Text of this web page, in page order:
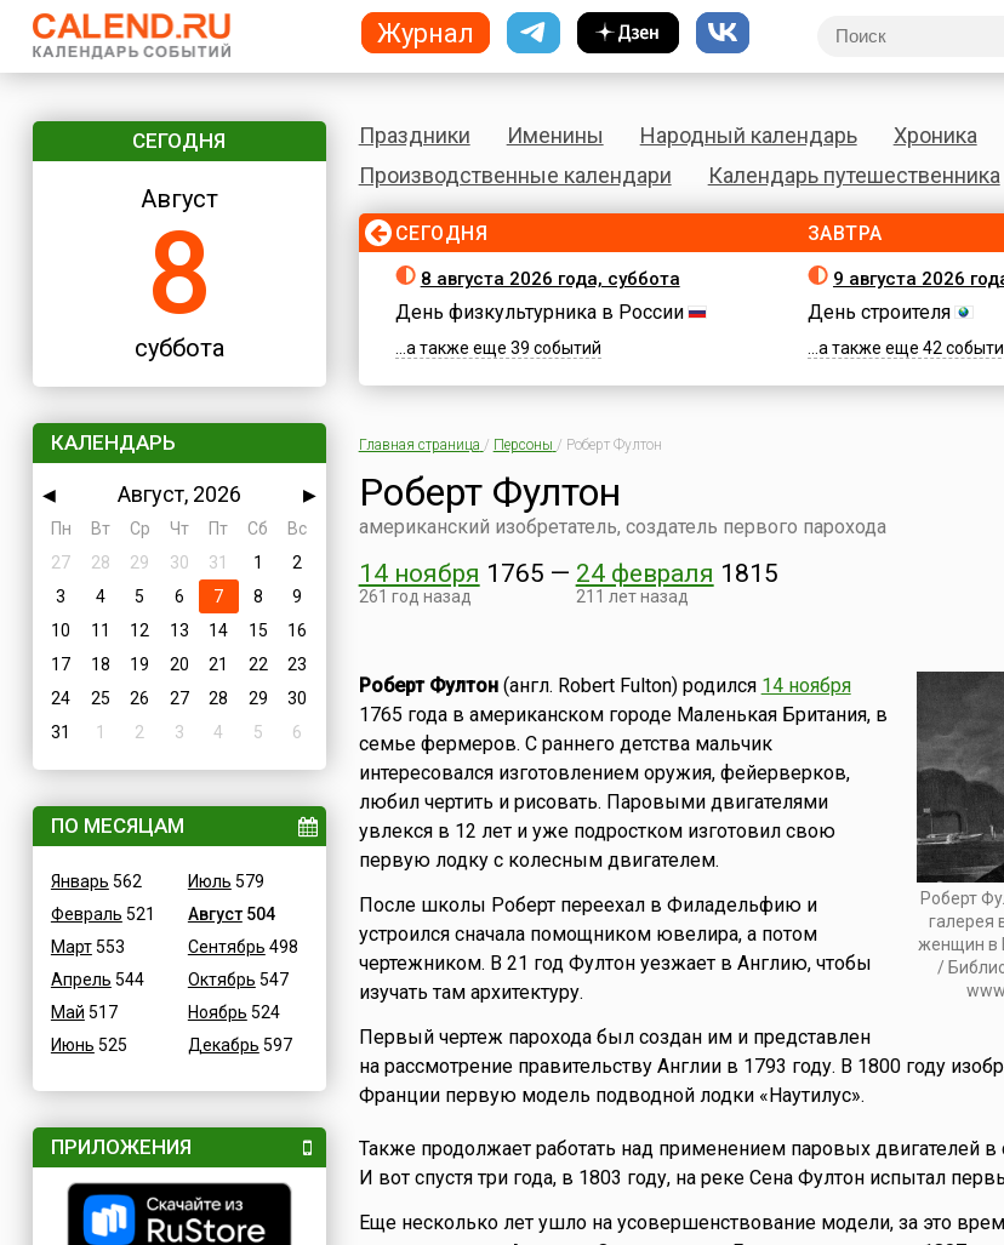
СЕГОДНЯ
Август
8
суббота
КАЛЕНДАРЬ
◀ Август, 2026
▶
Пн
Вт Ср Чт Пт Сб
Вс
27
28 29 30 31 1
2
3
4 5 6 7 8
9
10
11 12 13 14 15
16
17
18 19 20 21 22
23
24
25 26 27 28 29
30
31
1 2 3 4 5 6
ПО МЕСЯЦАМ
Январь 562
Февраль 521
Март553
Апрель 544
Май 517
Июнь 525
Июль 579
Август504
Сентябрь 498
Октябрь 547
Ноябрь 524
Декабрь 597
ПРИЛОЖЕНИЯ
Праздники Именины Народный календарь Хроника
Производственные календари
Календарь путешественника
СЕГОДНЯ
8 августа 2026 года, суббота
День физкультурника в России
...а также еще 39 событий
ЗАВТРА
9 августа 2026
День строителя
...а также еще 42
Главная страница / Персоны / Роберт Фултон
Роберт Фултон
американский изобретатель, создатель первого парохода
14 ноября 1765
261 год назад
— 24 февраля 1815
211 лет назад
Роберт
галерея
женщин в
/
Роберт Фултон(англ. Robert Fulton) родился 14 ноября
1765 года в американском городе Маленькая Британия, в
семье фермеров. С раннего детства мальчик
интересовался изготовлением оружия, фейерверков,
любил чертить и рисовать. Паровыми двигателями
увлекся в 12 лет и уже подростком изготовил свою
первую лодку с колесным двигателем.
После школы Роберт переехал в Филадельфию и
устроился сначала помощником ювелира, а потом
чертежником. В 21 год Фултон уезжает в Англию, чтобы
изучать там архитектуру.
Первый чертеж парохода был создан им и представлен
на рассмотрение правительству Англии в 1793 году. В 1800 году
Франции первую модель подводной лодки «Наутилус».
Также продолжает работать над применением паровых двигателей в
И вот спустя три года, в 1803 году, на реке Сена Фултон испытал
Еще несколько лет ушло на усовершенствование модели, за это
Журнал